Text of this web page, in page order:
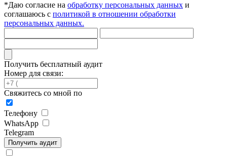
*Даю согласие на обработку персональных данных и
соглашаюсь с политикой в отношении обработки
персональных данных.
Получить бесплатный аудит
Номер для связи:
Свяжитесь со мной по
Телефону
WhatsApp
Telegram
Получить аудит